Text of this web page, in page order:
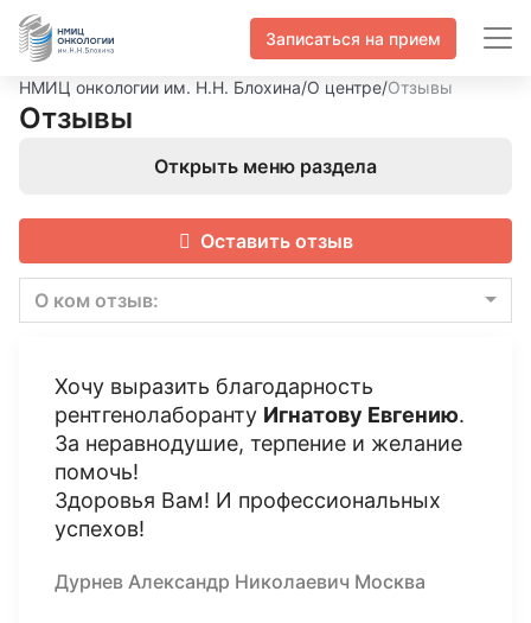
Записаться на прием
НМИЦ онкологии им. Н.Н. Блохина/О центре/Отзывы
Отзывы
Открыть меню раздела
Оставить отзыв
О ком отзыв:
Хочу выразить благодарность
рентгенолаборанту Игнатову Евгению.
За неравнодушие, терпение и желание
помочь!
Здоровья Вам! И профессиональных
успехов!
Дурнев Александр Николаевич Москва